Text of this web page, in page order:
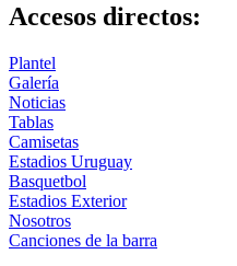
Accesos directos:
Plantel
Galería
Noticias
Tablas
Camisetas
Estadios Uruguay
Basquetbol
Estadios Exterior
Nosotros
Canciones de la barra